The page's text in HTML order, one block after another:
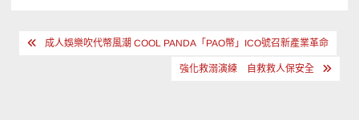
文 成人娛樂吹代幣風潮 COOL PANDA「PAO幣」ICO號召新產業革命
強化救溺演練 自救救人保安全